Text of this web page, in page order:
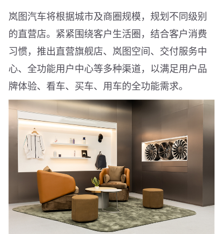
岚图汽车将根据城市及商圈规模，规划不同级别
的直营店。紧紧围绕客户生活圈，结合客户消费
习惯，推出直营旗舰店、岚图空间、交付服务中
心、全功能用户中心等多种渠道，以满足用户品
牌体验、看车、买车、用车的全功能需求。